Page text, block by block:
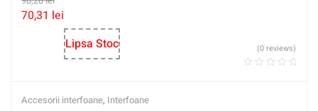
70,31 lei
Lipsa Stoc
(0 reviews)
Accesorii interfoane, Interfoane